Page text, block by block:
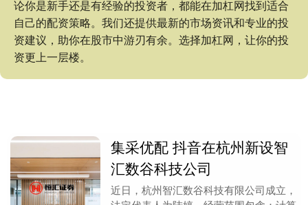
论你是新手还是有经验的投资者，都能在加杠网找到适合
自己的配资策略。我们还提供最新的市场资讯和专业的投
资建议，助你在股市中游刃有余。选择加杠网，让你的投
资更上一层楼。
集采优配 抖音在杭州新设智
汇数谷科技公司
近日，杭州智汇数谷科技有限公司成立，